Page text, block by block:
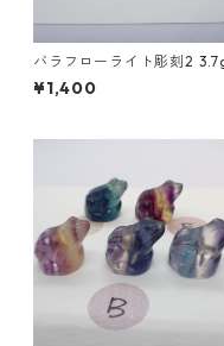
バラフローライト彫刻2 3.7g
前後 高さ13mm前後
¥1,400